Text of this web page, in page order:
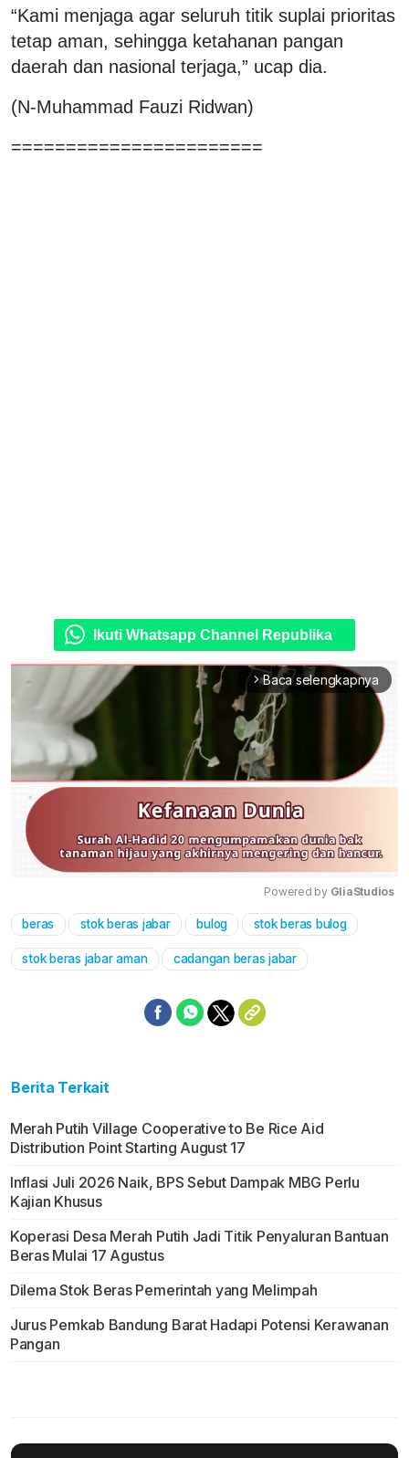
“Kami menjaga agar seluruh titik suplai prioritas
tetap aman, sehingga ketahanan pangan
daerah dan nasional terjaga,” ucap dia.
(N-Muhammad Fauzi Ridwan)
=======================
Ikuti Whatsapp Channel Republika
arrow_forward_ios Baca selengkapnya
Mute
Powered by GliaStudios
beras stok beras jabar bulog stok beras bulog
stok beras jabar aman cadangan beras jabar
Berita Terkait
Merah Putih Village Cooperative to Be Rice Aid
Distribution Point Starting August 17
Inflasi Juli 2026 Naik, BPS Sebut Dampak MBG Perlu
Kajian Khusus
Koperasi Desa Merah Putih Jadi Titik Penyaluran Bantuan
Beras Mulai 17 Agustus
Dilema Stok Beras Pemerintah yang Melimpah
Jurus Pemkab Bandung Barat Hadapi Potensi Kerawanan
Pangan